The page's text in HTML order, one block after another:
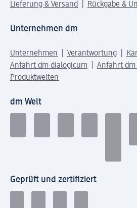
Lieferung & Versand
Rückgabe &
Unternehmen dm
Unternehmen Verantwortung
Anfahrt dm dialogicum
Anfahrt
Produktwelten
dm Welt
Geprüft und zertifiziert